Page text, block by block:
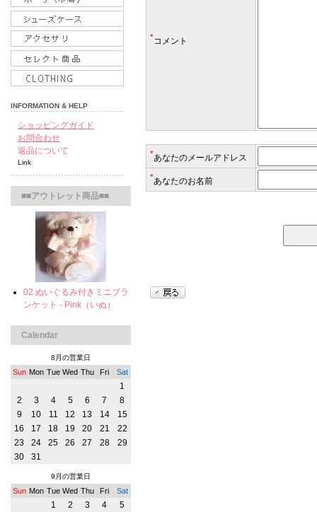
*コメント
*あなたのメールアドレス
*あなたのお名前
INFORMATION & HELP
ショッピングガイド
お問合わせ
返品について
Link
■■アウトレット商品■■
02 ぬいぐるみ付きミニブラ
ンケット - Pink（いぬ）
Calendar
8月の営業日
Sun Mon Tue Wed Thu Fri Sat
1
2
3 4 5 6 7
8
9
10 11 12 13 14
15
16
17 18 19 20 21
22
23
24 25 26 27 28
29
30
31
9月の営業日
Sun Mon Tue Wed Thu Fri Sat
1 2 3 4
5